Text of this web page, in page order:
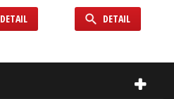
DETAIL DETAIL